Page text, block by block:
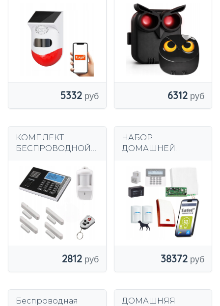
TUYA SMART WiFi
5332
ДЕТЕКТОР
ДВИЖЕНИЯ
БЕСПРОВОДНОЙ
ДЕТЕКТОР
СИГНАЛИЗАЦИИ
800M
6312
КОМПЛЕКТ
БЕСПРОВОДНОЙ
СИГНАЛИЗАЦИИ
OLYMPIA PROTECT
9061, ЧЕРНЫЙ
2812
НАБОР
ДОМАШНЕЙ
ДЕТЕКТОРА ДЛЯ
ЛЮБИМЫХ BOSCH
ПРОФЕССИОНАЛЬ
НАЯ GSM
СИГНАЛИЗАЦИЯ
SATEL
38372
Беспроводная
ДОМАШНЯЯ